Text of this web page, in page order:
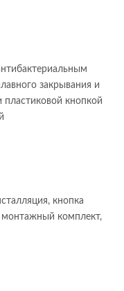
закрывания и
пластиковой кнопкой
кнопка
комплект,